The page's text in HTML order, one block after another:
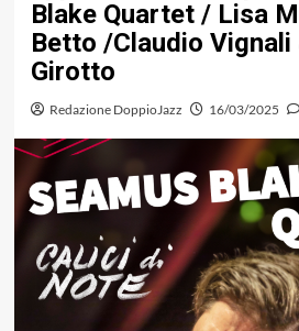
Blake Quartet / Lisa
Betto /Claudio Vignali
Girotto
Redazione DoppioJazz 16/03/2025